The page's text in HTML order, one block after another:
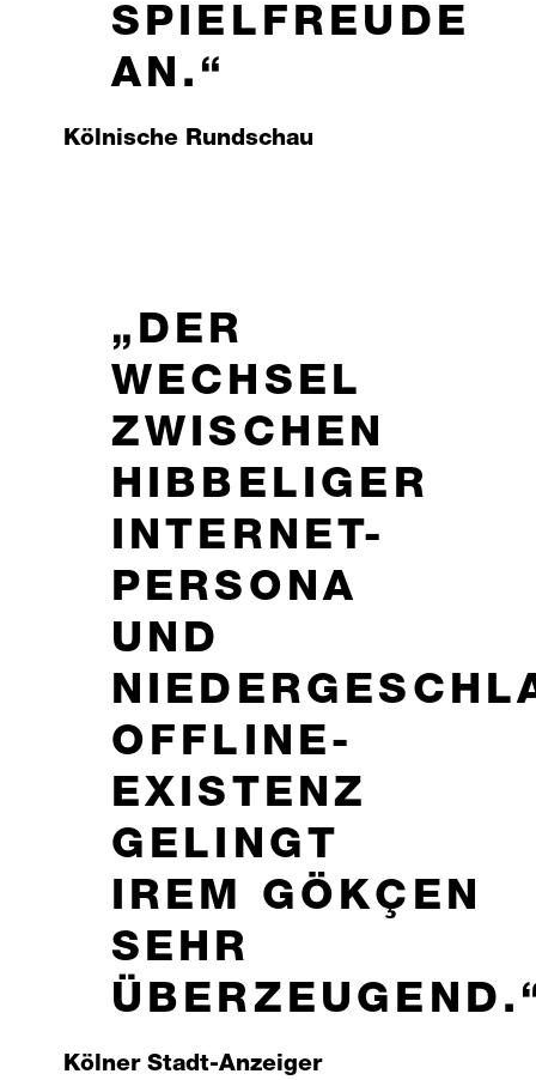
SPIELFREUDE
AN.
Kölnische Rundschau
DER
WECHSEL
ZWISCHEN
HIBBELIGER
INTERNET-
PERSONA
UND
OFFLINE-
EXISTENZ
GELINGT
IREM GÖKÇEN
SEHR
ÜBERZEUGEND.
Kölner Stadt-Anzeiger